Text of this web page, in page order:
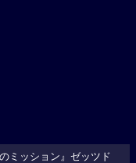
ミッション』ゼッツド